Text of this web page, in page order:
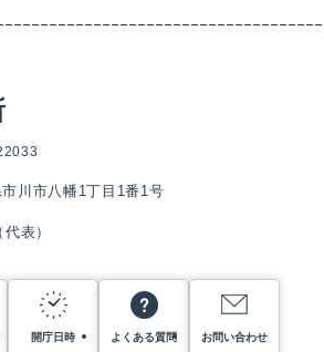
川市八幡1丁目1番1号
表）
開庁日時 よくある質問 お問い合わせ